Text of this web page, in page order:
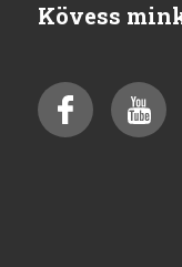
Kövess